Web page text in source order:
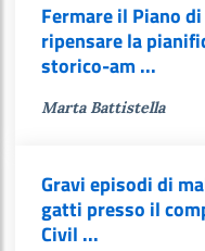
Fermare il Piano
ripensare la
storico-am ...
Marta Battistella
Gravi episodi di
gatti presso il
Civil ...